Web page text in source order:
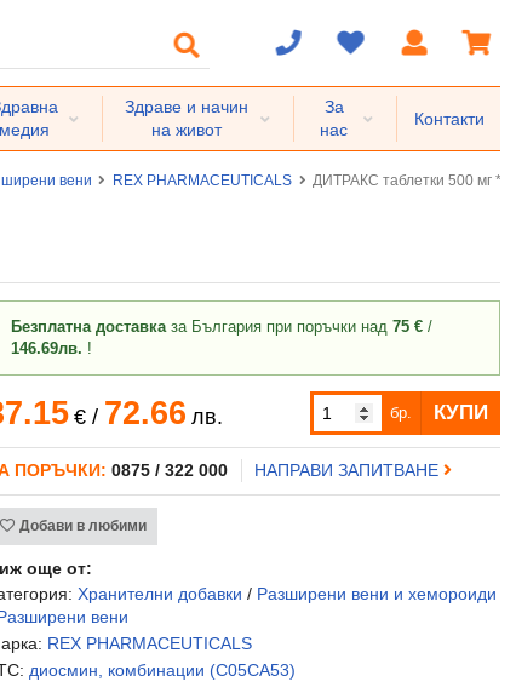
медия
Здраве и начин
на живот
За
нас
Контакти
вени REX PHARMACEUTICALS ДИТРАКС таблетки 500 мг * 90
Безплатна доставказа България при поръчки над 75 € /
146.69лв. !
€/ 72.66 лв. бр. КУПИ
ПОРЪЧКИ: 0875 / 322 000 НАПРАВИ ЗАПИТВАНЕ
Добави в любими
още от:
Хранителни добавки / Разширени вени и хемороиди
вени
REX PHARMACEUTICALS
диосмин, комбинации (C05CA53)